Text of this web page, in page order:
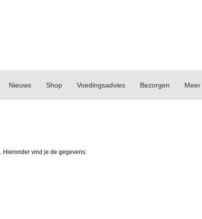
Nieuws Shop Voedingsadvies Bezorgen Meer
Hieronder vind je de gegevens: